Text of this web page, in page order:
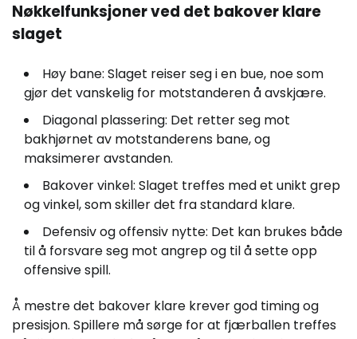
Nøkkelfunksjoner ved det bakover klare
slaget
Høy bane: Slaget reiser seg i en bue, noe som
gjør det vanskelig for motstanderen å avskjære.
Diagonal plassering: Det retter seg mot
bakhjørnet av motstanderens bane, og
maksimerer avstanden.
Bakover vinkel: Slaget treffes med et unikt grep
og vinkel, som skiller det fra standard klare.
Defensiv og offensiv nytte: Det kan brukes både
til å forsvare seg mot angrep og til å sette opp
offensive spill.
Å mestre det bakover klare krever god timing og
presisjon. Spillere må sørge for at fjærballen treffes